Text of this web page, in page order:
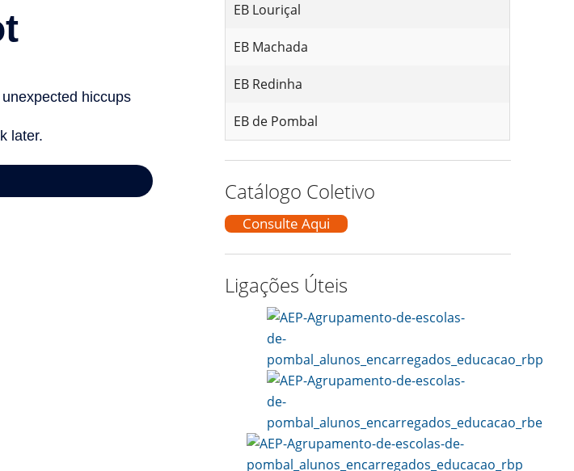
EB Louriçal
EB Machada
EB Redinha
EB de Pombal
Catálogo Coletivo
Consulte Aqui
Ligações Úteis